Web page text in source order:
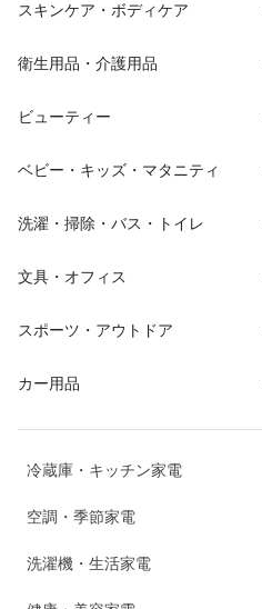
スキンケア・ボディケア
衛生用品・介護用品
ビューティー
ベビー・キッズ・マタニティ
洗濯・掃除・バス・トイレ
文具・オフィス
スポーツ・アウトドア
カー用品
冷蔵庫・キッチン家電
空調・季節家電
洗濯機・生活家電